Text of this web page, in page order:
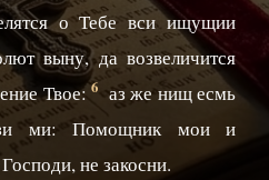
о Тебе вси ищущии
выну, да возвеличится
Твое:6 аз же нищ есмь
ми: Помощник мои и
не закосни.